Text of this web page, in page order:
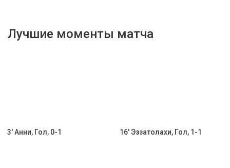
Лучшие моменты матча
3' Анни, Гол, 0-1 16' Эззатолахи, Гол, 1-1